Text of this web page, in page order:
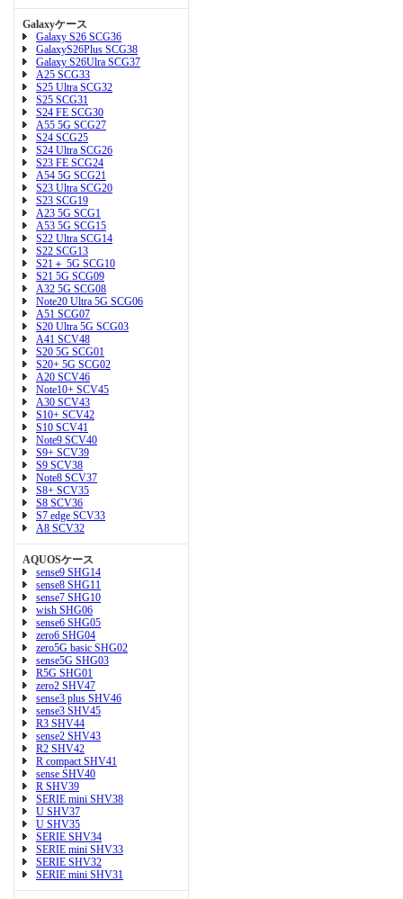
Galaxyケース
Galaxy S26 SCG36
GalaxyS26Plus SCG38
Galaxy S26Ulra SCG37
A25 SCG33
S25 Ultra SCG32
S25 SCG31
S24 FE SCG30
A55 5G SCG27
S24 SCG25
S24 Ultra SCG26
S23 FE SCG24
A54 5G SCG21
S23 Ultra SCG20
S23 SCG19
A23 5G SCG1
A53 5G SCG15
S22 Ultra SCG14
S22 SCG13
S21＋ 5G SCG10
S21 5G SCG09
A32 5G SCG08
Note20 Ultra 5G SCG06
A51 SCG07
S20 Ultra 5G SCG03
A41 SCV48
S20 5G SCG01
S20+ 5G SCG02
A20 SCV46
Note10+ SCV45
A30 SCV43
S10+ SCV42
S10 SCV41
Note9 SCV40
S9+ SCV39
S9 SCV38
Note8 SCV37
S8+ SCV35
S8 SCV36
S7 edge SCV33
A8 SCV32
AQUOSケース
sense9 SHG14
sense8 SHG11
sense7 SHG10
wish SHG06
sense6 SHG05
zero6 SHG04
zero5G basic SHG02
sense5G SHG03
R5G SHG01
zero2 SHV47
sense3 plus SHV46
sense3 SHV45
R3 SHV44
sense2 SHV43
R2 SHV42
R compact SHV41
sense SHV40
R SHV39
SERIE mini SHV38
U SHV37
U SHV35
SERIE SHV34
SERIE mini SHV33
SERIE SHV32
SERIE mini SHV31